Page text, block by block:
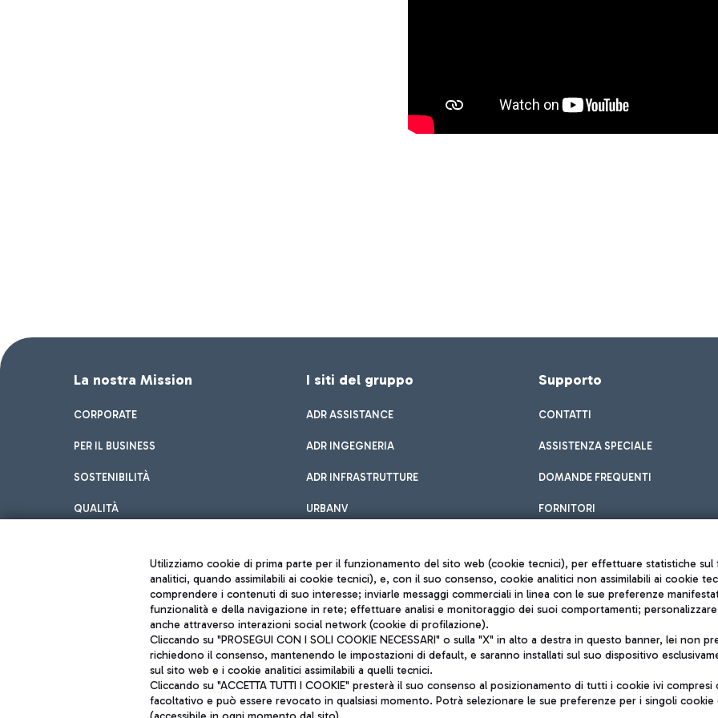
La nostra Mission
CORPORATE
PER IL BUSINESS
SOSTENIBILITÀ
QUALITÀ
I siti del gruppo
ADR ASSISTANCE
ADR INGEGNERIA
ADR INFRASTRUTTURE
URBANV
Supporto
CONTATTI
ASSISTENZA SPECIALE
DOMANDE FREQUENTI
FORNITORI
Aeroporti di Roma S.p.A. - Società soggetta a direzione e coordinamento di Mundys S.p.A.
Codice fiscale e Registro delle Imprese di Roma 13032990155 P. IVA 06572251004
Capitale sociale 62.224.743,00 int. vers.
Sede legale: Via Pier Paolo Racchetti 1 - 00054 Fiumicino (RM) telefono +39 06 65951
Note legali
Mappa sito
Accessibilità
QUALITÀ
Utilizziamo cookie di prima parte per il funzionamento del sito web (cookie tecnici), per effettuare statistiche
analitici, quando assimilabili ai cookie tecnici), e, con il suo consenso, cookie analitici non assimilabili ai cookie
comprendere i contenuti di suo interesse; inviarle messaggi commerciali in linea con le sue preferenze
funzionalità e della navigazione in rete; effettuare analisi e monitoraggio dei suoi comportamenti;
anche attraverso interazioni social network (cookie di profilazione).
Cliccando su "PROSEGUI CON I SOLI COOKIE NECESSARI" o sulla "X" in alto a destra in questo banner, lei non
richiedono il consenso, mantenendo le impostazioni di default, e saranno installati sul suo dispositivo
sul sito web e i cookie analitici assimilabili a quelli tecnici.
Cliccando su "ACCETTA TUTTI I COOKIE" presterà il suo consenso al posizionamento di tutti i cookie ivi
facoltativo e può essere revocato in qualsiasi momento. Potrà selezionare le sue preferenze per i singoli cookie